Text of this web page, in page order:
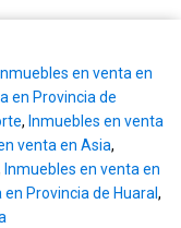
Inmuebles en venta en
en Provincia de
, Inmuebles en venta
venta en Asia,
Inmuebles en venta en
Provincia de Huaral,